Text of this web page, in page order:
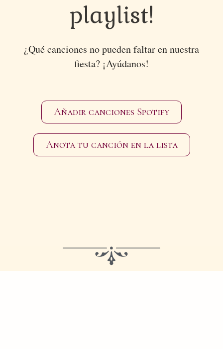
playlist!
¿Qué canciones no pueden faltar en nuestra
fiesta? ¡Ayúdanos!
Añadir canciones Spotify
Anota tu canción en la lista